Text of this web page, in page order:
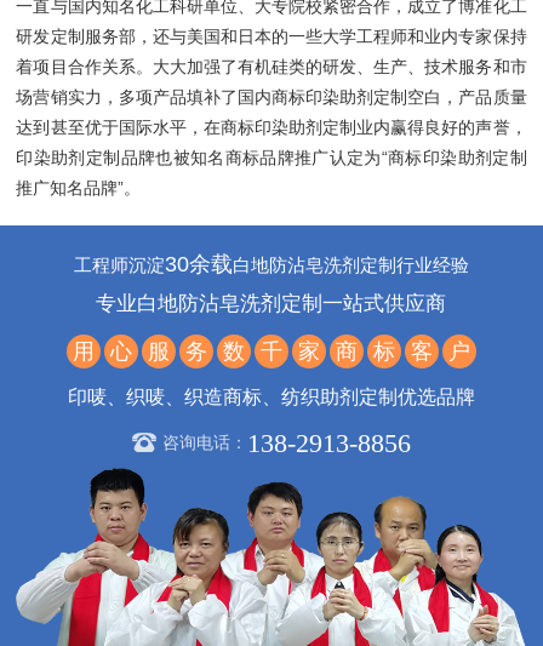
一直与国内知名化工科研单位、大专院校紧密合作，成立了博准化工
研发定制服务部，还与美国和日本的一些大学工程师和业内专家保持
着项目合作关系。大大加强了有机硅类的研发、生产、技术服务和市
场营销实力，多项产品填补了国内商标印染助剂定制空白，产品质量
达到甚至优于国际水平，在商标印染助剂定制业内赢得良好的声誉，
印染助剂定制品牌也被知名商标品牌推广认定为“商标印染助剂定制
推广知名品牌”。
工程师沉淀30余载白地防沾皂洗剂定制行业经验
专业白地防沾皂洗剂定制一站式供应商
用 心 服 务 数 千 家 商 标 客 户
印唛、织唛、织造商标、纺织助剂定制优选品牌
咨询电话： 138-2913-8856